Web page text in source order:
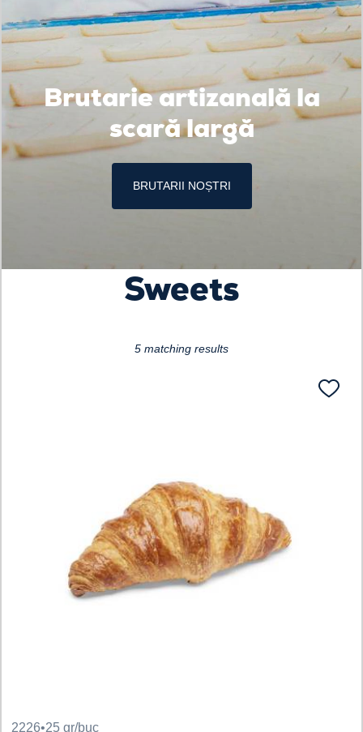
Brutarie artizanală la
scară largă
BRUTARII NOȘTRI
Sweets
5 matching results
2226•25 gr/buc
Loading...